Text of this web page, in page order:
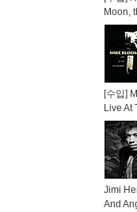
Moon,
[수입]
Live At
Jimi
And